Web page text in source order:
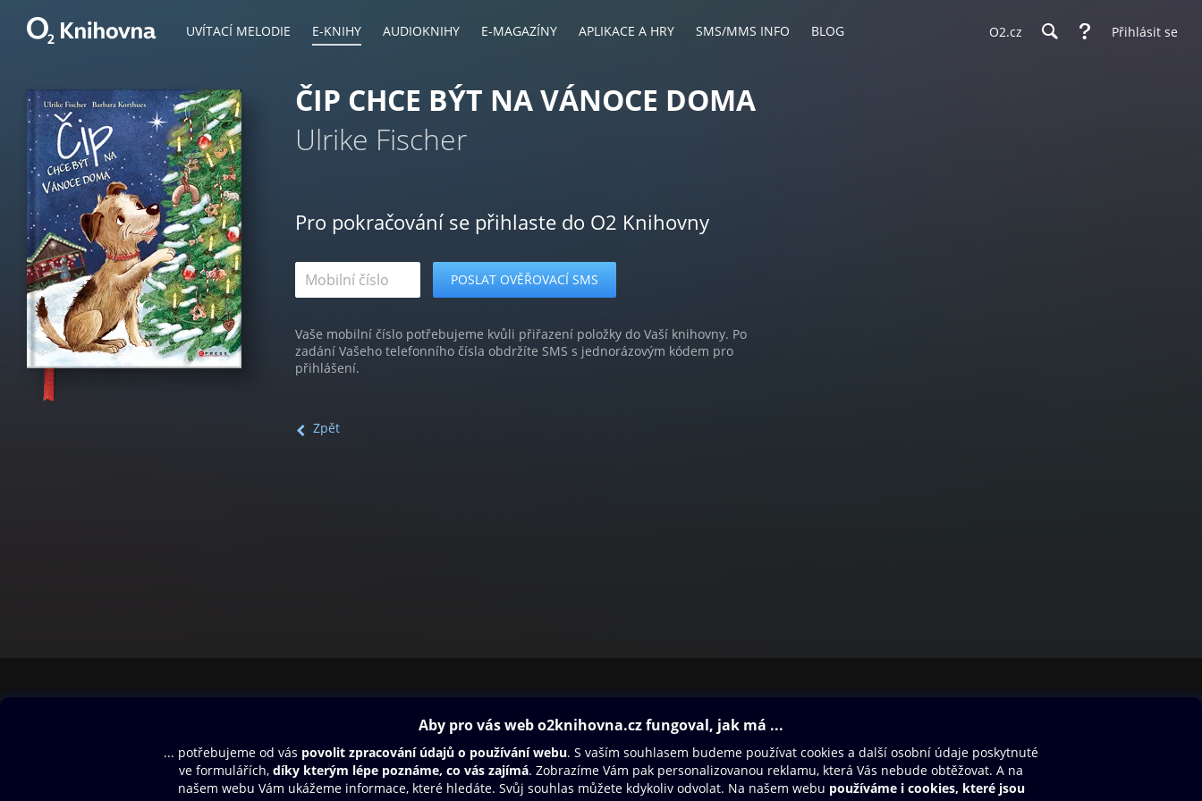
UVÍTACÍ MELODIE E-KNIHY AUDIOKNIHY E-MAGAZÍNY APLIKACE A HRY SMS/MMS INFO BLOG O2.cz Přihlásit se
ČIP CHCE BÝT NA VÁNOCE DOMA
Ulrike Fischer
Pro pokračování se přihlaste do O2 Knihovny
Vaše mobilní číslo potřebujeme kvůli přiřazení položky do Vaší knihovny. Po
zadání Vašeho telefonního čísla obdržíte SMS s jednorázovým kódem pro
přihlášení.
Zpět
Aplikace a hry
SMS/MMS Info
Blog
Dárkový poukaz
Nápověda
Oneplay Originály
Sport